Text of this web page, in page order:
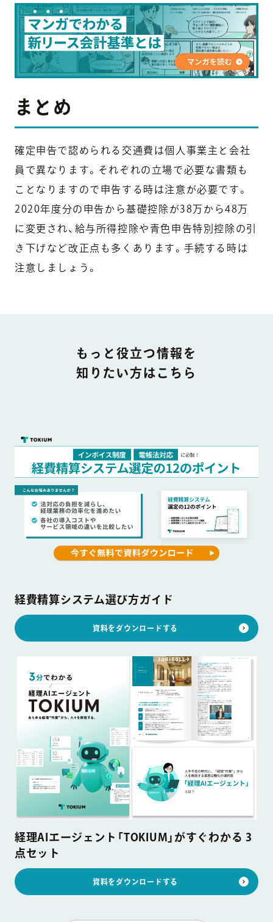
まとめ
確定申告で認められる交通費は個人事業主と会社
員で異なります。それぞれの立場で必要な書類も
ことなりますので申告する時は注意が必要です。
2020年度分の申告から基礎控除が38万から48万
に変更され、給与所得控除や青色申告特別控除の引
き下げなど改正点も多くあります。手続する時は
注意しましょう。
DOCUMENT
もっと役立つ情報を
知りたい方はこちら
経費精算システム選び方ガイド
資料をダウンロードする
経理AIエージェント「TOKIUM」がすぐわかる 3
点セット
資料をダウンロードする